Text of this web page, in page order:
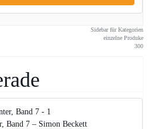
Sidebar für Kategorien
einzelne Produke
300
Band 7 – Simon Beckett